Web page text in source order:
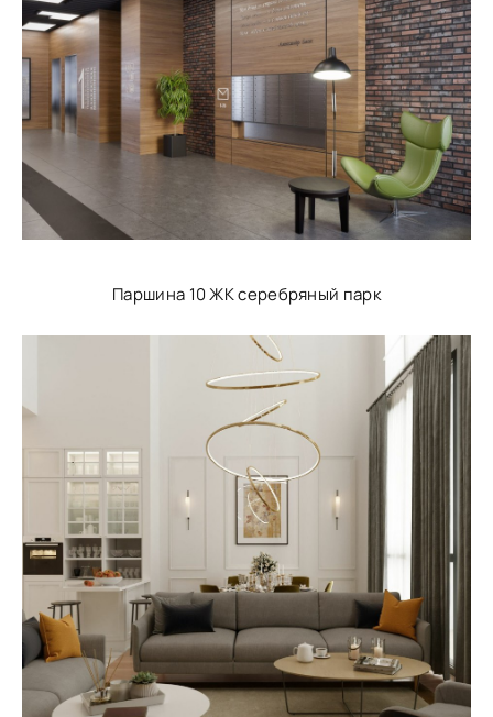
Паршина 10 ЖК серебряный парк